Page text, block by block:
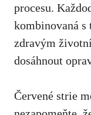
procesu.
kombinovaná s
zdravým
dosáhnout
Červené ⁣strie⁢